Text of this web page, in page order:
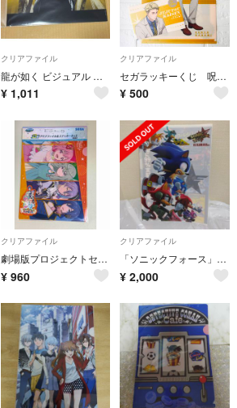
クリアファイル
龍が如く ビジュアル クリアファイル B
¥ 1,011
クリアファイル
セガラッキーくじ 呪術廻戦5周年 七海建人 クリアファイル＆ステッカーセット
¥ 500
クリアファイル
劇場版プロジェクトセカイ 壊れたセカイと歌えないミク セガラッキーくじ D賞 クリアファイル&ステッカーセット
¥ 960
クリアファイル
「ソニックフォース」クリアファイル
¥ 2,000